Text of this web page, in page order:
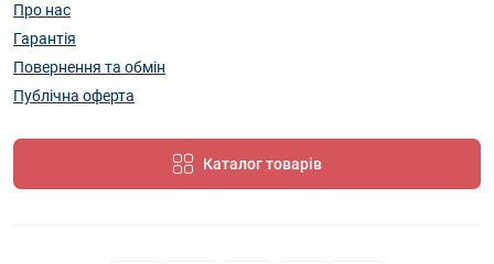
Про нас
Гарантія
Повернення та обмін
Публічна оферта
Каталог товарів